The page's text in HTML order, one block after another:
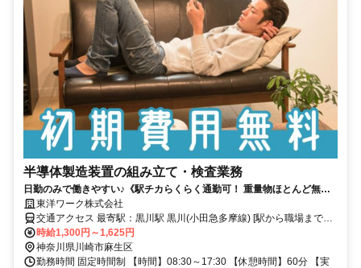
半導体製造装置の組み立て・検査業務
日勤のみで働きやすい♪《駅チカらくらく通勤可！ 重量物ほとんど無
し！ 土日祝休み◎》
東洋ワーク株式会社
交通アクセス 最寄駅：黒川駅 黒川(小田急多摩線) [駅から職場までの
時間]徒歩 15分
時給1,300円～1,625円
神奈川県川崎市麻生区
勤務時間 固定時間制 【時間】08:30～17:30 【休憩時間】60分 【実